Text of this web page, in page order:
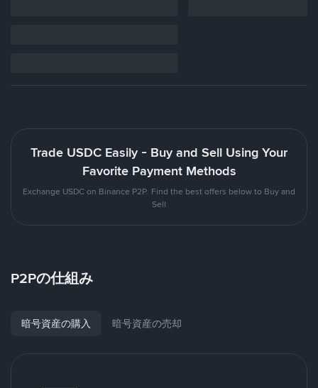
Trade USDC Easily - Buy and Sell Using Your
Favorite Payment Methods
Exchange USDC on Binance P2P. Find the best offers below to Buy and
Sell
P2Pの仕組み
暗号資産の購入 暗号資産の売却